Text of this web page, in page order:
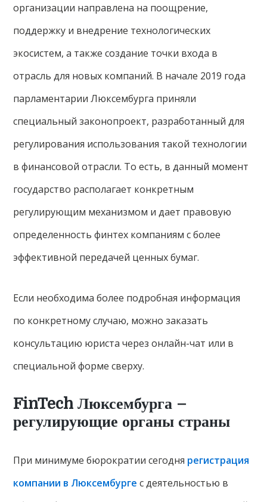
организации направлена на поощрение,
поддержку и внедрение технологических
экосистем, а также создание точки входа в
отрасль для новых компаний. В начале 2019 года
парламентарии Люксембурга приняли
специальный законопроект, разработанный для
регулирования использования такой технологии
в финансовой отрасли. То есть, в данный момент
государство располагает конкретным
регулирующим механизмом и дает правовую
определенность финтех компаниям с более
эффективной передачей ценных бумаг.
Если необходима более подробная информация
по конкретному случаю, можно заказать
консультацию юриста через онлайн-чат или в
специальной форме сверху.
FinTech Люксембурга –
регулирующие органы страны
При минимуме бюрократии сегодня регистрация
компании в Люксембурге с деятельностью в